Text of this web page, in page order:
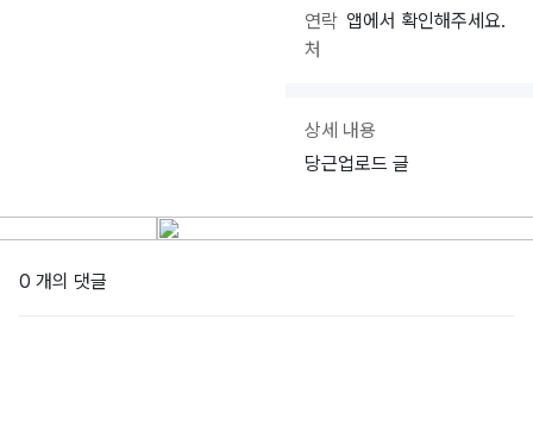
연락
처
앱에서 확인해주세요.
상세 내용
당근업로드 글
0 개의 댓글